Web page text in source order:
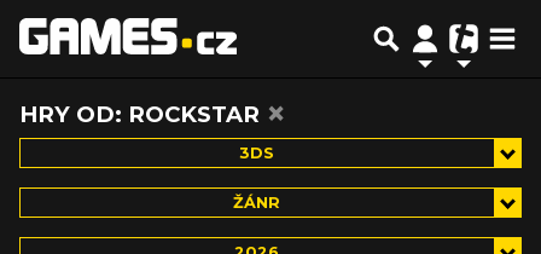
HRY OD: ROCKSTAR ×
3DS
ŽÁNR